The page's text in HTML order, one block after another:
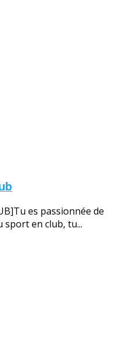
es passionnée de
sport en club, tu...